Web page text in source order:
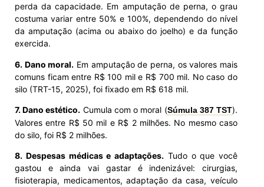
perda da capacidade. Em amputação de perna, o grau
costuma variar entre 50% e 100%, dependendo do nível
da amputação (acima ou abaixo do joelho) e da função
exercida.
6. Dano moral. Em amputação de perna, os valores mais
comuns ficam entre R$ 100 mil e R$ 700 mil. No caso do
silo (TRT-15, 2025), foi fixado em R$ 618 mil.
7. Dano estético. Cumula com o moral (Súmula 387 TST).
Valores entre R$ 50 mil e R$ 2 milhões. No mesmo caso
do silo, foi R$ 2 milhões.
8. Despesas médicas e adaptações. Tudo o que você
gastou e ainda vai gastar é indenizável: cirurgias,
fisioterapia, medicamentos, adaptação da casa, veículo